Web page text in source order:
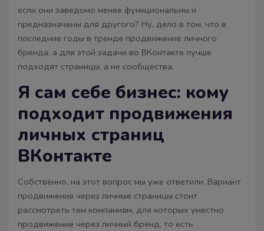
если они заведомо менее функциональны и
предназначены для другого? Ну, дело в том, что в
последние годы в тренде продвижение личного
бренда, а для этой задачи во ВКонтакте лучше
подходят страницы, а не сообщества.
Я сам себе бизнес: кому
подходит продвижения
личных страниц
ВКонтакте
Собственно, на этот вопрос мы уже ответили. Вариант
продвижения через личные страницы стоит
рассмотреть тем компаниям, для которых уместно
продвижение через личный бренд, то есть